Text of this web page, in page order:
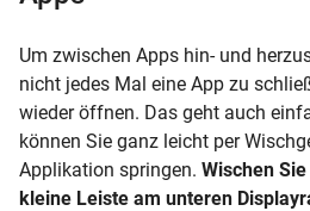
Um zwischen Apps hin- und
nicht jedes Mal eine App zu
wieder öffnen. Das geht auch
können Sie ganz leicht per
Applikation springen. Wischen
kleine Leiste am unteren